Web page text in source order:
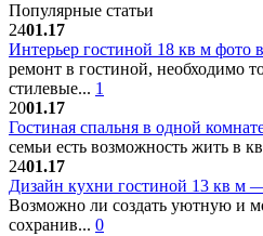
Популярные статьи
2401.17
Интерьер гостиной 18 кв м фото
ремонт в гостиной, необходимо
стилевые... 1
2001.17
Гостиная спальня в одной
семьи есть возможность жить в
2401.17
Дизайн кухни гостиной 13 кв м
Возможно ли создать уютную и
сохранив... 0